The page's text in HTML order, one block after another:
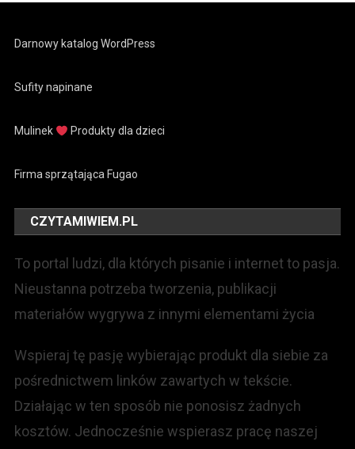
Darnowy katalog WordPress
Sufity napinane
Mulinek Produkty dla dzieci
Firma sprzątająca Fugao
CZYTAMIWIEM.PL
To portal ludzi, dla których pisanie i internet to pasja.
Nieustanna potrzeba tworzenia, publikacji
materiałów wygrywa z innymi elementami życia
Wspieraj tę pasję wybierając produkt dla siebie za
pośrednictwem linków zawartych w tekście.
Działając w ten sposób nie ponosisz żadnych
kosztów. Jednocześnie wspierasz pracę naszej